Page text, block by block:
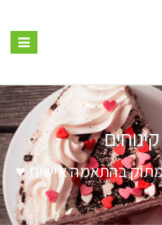
Toggle
בהתאמה אישית ♥